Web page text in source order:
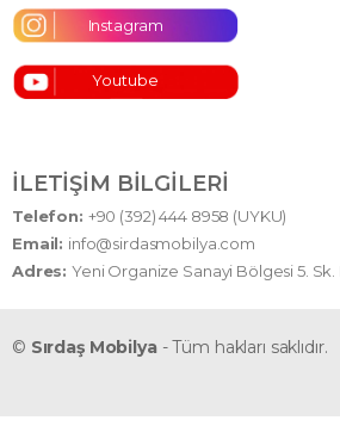
Instagram
Youtube
İLETIŞIM BILGILERI
Telefon: +90 (392) 444 8958 (UYKU)
Email: info@sirdasmobilya.com
Adres:Yeni Organize Sanayi Bölgesi 5. Sk.
© Sırdaş Mobilya- Tüm hakları saklıdır.